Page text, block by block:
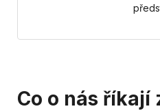
Co o nás říkají